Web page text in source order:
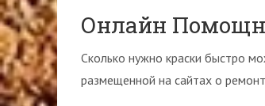
Онлайн
Сколько нужно краски быстро
размещенной на сайтах о